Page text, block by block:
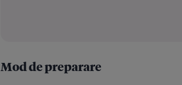
Mod de preparare